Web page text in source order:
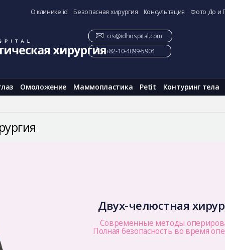
О клинике id Безопасная хирургия Консультация Фото До и
Омоложение Маммопластика Petit Контуринг тела
cis@idhospital.com
+82-10-4099-5904
Двух-челюстная
Современные методы
Полная безопасность во время